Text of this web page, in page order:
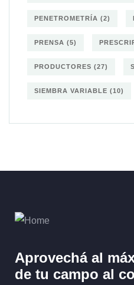
PENETROMETRÍA (2)
PRENSA (5)
PRODUCTORES (27)
SIEMBRA VARIABLE (10)
Aprovechá al
de tu campo al